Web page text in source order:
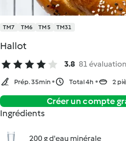
TM7 TM6 TM5 TM31
Hallot
3.8 81
Prép. 35min Total 4h 2
Créer un compte
Ingrédients
200 g d'eau minérale